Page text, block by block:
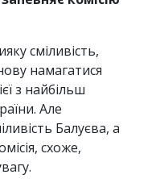
сміливість,
намагатися
з найбільш
Але
Балуєва, а
схоже,